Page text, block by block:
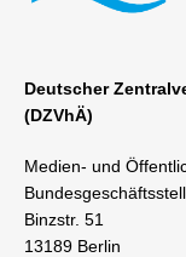
Deutscher
(DZVhÄ)
Medien- und
Binzstr. 51
13189 Berlin